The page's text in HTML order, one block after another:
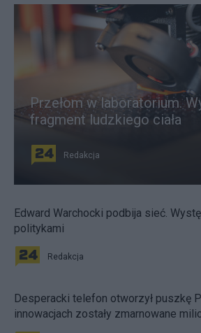
Przełom w laboratorium.
fragment ludzkiego ciała
Redakcja
Edward Warchocki podbija sieć.
politykami
Redakcja
Desperacki telefon otworzył puszkę
innowacjach zostały zmarnowane